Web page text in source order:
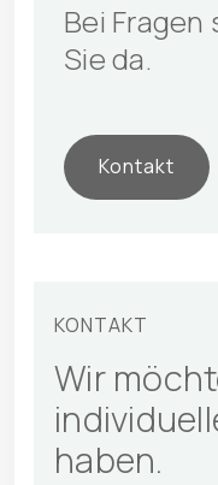
Bei
Sie da.
Kontakt
KONTAKT
Wir
haben.